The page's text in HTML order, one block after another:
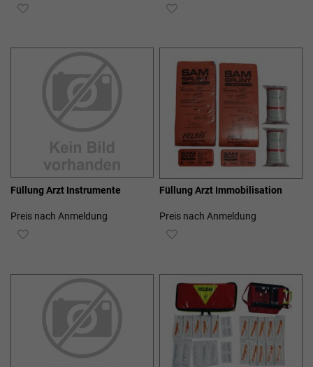
ZUR
HINZUFÜGEN
ZUR
Füllung Arzt Instrumente
Preis nach Anmeldung
ZUR
HINZUFÜGEN
Füllung Arzt Immobilisation
Preis nach Anmeldung
ZUR
HINZUFÜGEN